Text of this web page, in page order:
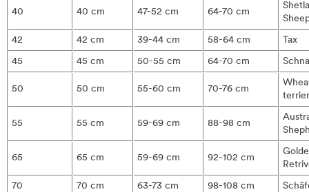
40 40 cm 47-52 cm 64-70 cm
42 42 cm 39-44 cm 58-64 cm Tax
45 45 cm 50-55 cm 64-70 cm
50 50 cm 55-60 cm 70-76 cm
terrier
55 55 cm 59-69 cm 88-98 cm
65 65 cm 59-69 cm 92-102 cm
70 70 cm 63-73 cm 98-108 cm